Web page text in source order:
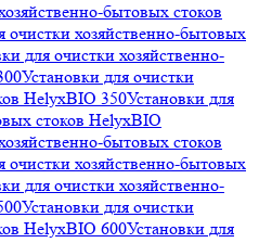
бытовых стоков
очистки хозяйственно-бытовых
для очистки хозяйственно-
Установки для очистки
HelyxBIO 350Установки для
стоков HelyxBIO
бытовых стоков
очистки хозяйственно-бытовых
для очистки хозяйственно-
Установки для очистки
HelyxBIO 600Установки для